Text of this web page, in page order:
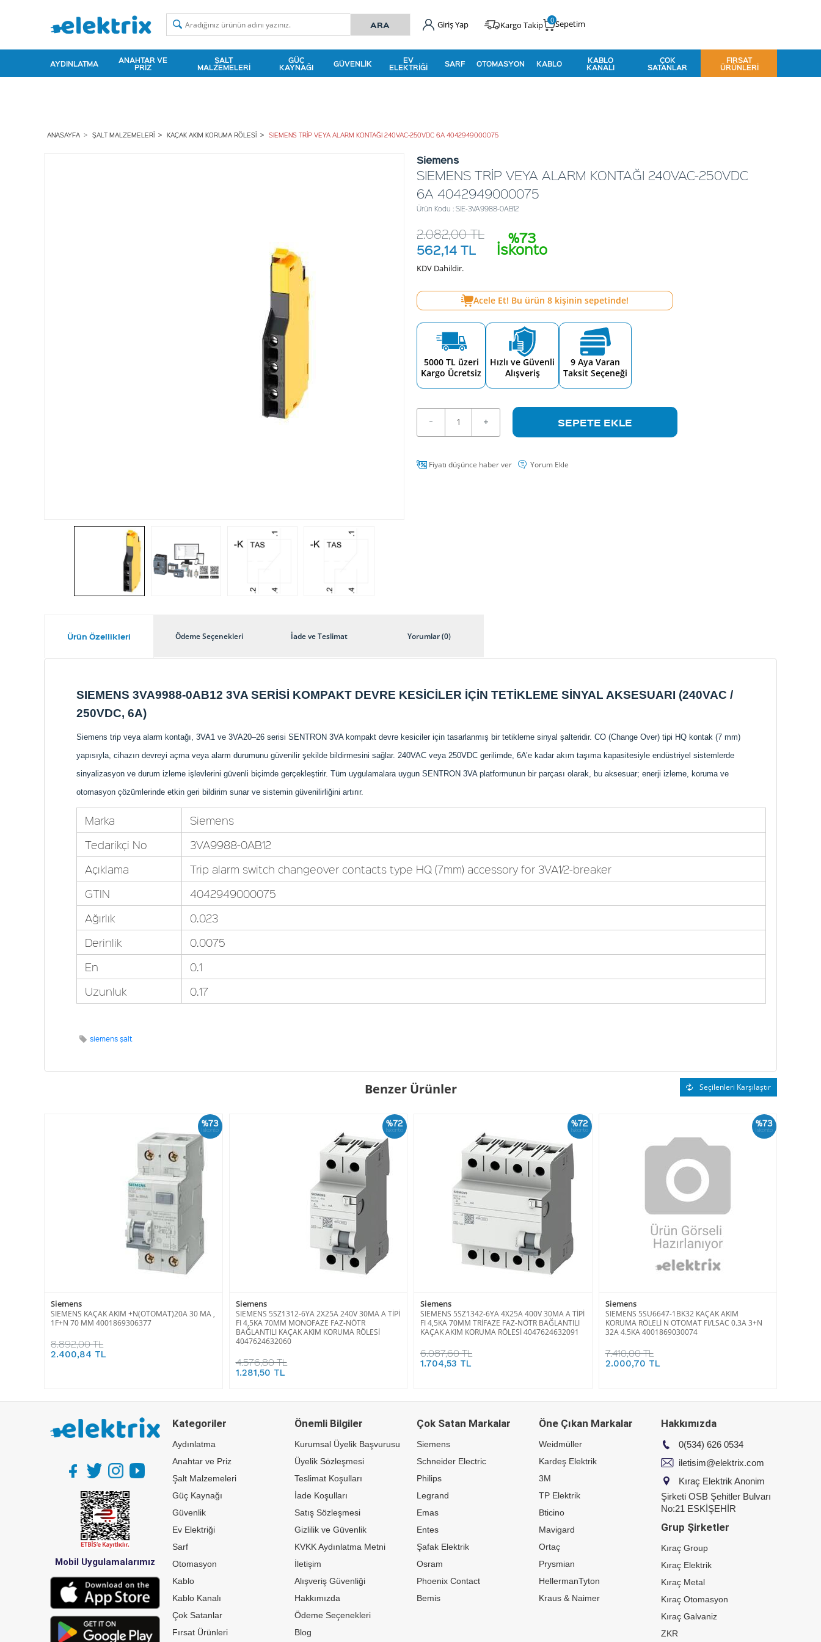
Giriş Yap Kargo Takip Sepetim
0
AYDINLATMA ANAHTAR VE
PRIZ
ŞALT
MALZEMELERI
GÜÇ
KAYNAĞI GÜVENLIK EV
ELEKTRIĞI SARF OTOMASYON KABLO KABLO
KANALI
ÇOK
SATANLAR
FIRSAT
ÜRÜNLERI
ANASAYFA ŞALT MALZEMELERI KAÇAK AKIM KORUMA RÖLESI SIEMENS TRİP VEYA ALARM KONTAĞI 240VAC-250VDC 6A 4042949000075
Siemens
SIEMENS TRİP VEYA ALARM KONTAĞI 240VAC-250VDC
6A 4042949000075
Ürün Kodu : SIE-3VA9988-0AB12
%73
İskonto
2.082,00TL
562,14 TL
KDV Dahildir.
Acele Et! Bu ürün 8kişinin sepetinde!
5000 TL üzeri
Kargo Ücretsiz
Hızlı ve Güvenli
Alışveriş
9 Aya Varan
Taksit Seçeneği
SEPETE EKLE
Fiyatı düşünce haber ver Yorum Ekle
Ürün Özellikleri Ödeme Seçenekleri İade ve Teslimat Yorumlar (0)
SIEMENS 3VA9988-0AB12 3VA SERİSİ KOMPAKT DEVRE KESİCİLER İÇİN TETİKLEME SİNYAL AKSESUARI (240VAC /
250VDC, 6A)
Siemens trip veya alarm kontağı, 3VA1 ve 3VA20–26 serisi SENTRON 3VA kompakt devre kesiciler için tasarlanmış bir tetikleme sinyal şalteridir. CO (Change Over) tipi HQ kontak (7 mm)
yapısıyla, cihazın devreyi açma veya alarm durumunu güvenilir şekilde bildirmesini sağlar. 240VAC veya 250VDC gerilimde, 6A’e kadar akım taşıma kapasitesiyle endüstriyel sistemlerde
sinyalizasyon ve durum izleme işlevlerini güvenli biçimde gerçekleştirir. Tüm uygulamalara uygun SENTRON 3VA platformunun bir parçası olarak, bu aksesuar; enerji izleme, koruma ve
otomasyon çözümlerinde etkin geri bildirim sunar ve sistemin güvenilirliğini artırır.
Marka
Siemens
Tedarikçi No
3VA9988-0AB12
Açıklama
Trip alarm switch changeover contacts type HQ (7mm) accessory for 3VA1/2-breaker
GTIN
4042949000075
Ağırlık
0.023
Derinlik
0.0075
En
0.1
Uzunluk
0.17
siemens şalt
Benzer Ürünler Seçilenleri Karşılaştır
%73
İskonto
Siemens
SIEMENS KAÇAK AKIM +N(OTOMAT)20A 30 MA ,
1F+N 70 MM 4001869306377
8.892,00 TL
2.400,84 TL
%72
İskonto
Siemens
SIEMENS 5SZ1312-6YA 2X25A 240V 30MA A TİPİ
FI 4,5KA 70MM MONOFAZE FAZ-NÖTR
BAĞLANTILI KAÇAK AKIM KORUMA RÖLESİ
4047624632060
4.576,80 TL
1.281,50 TL
%72
İskonto
Siemens
SIEMENS 5SZ1342-6YA 4X25A 400V 30MA A TİPİ
FI 4,5KA 70MM TRİFAZE FAZ-NÖTR BAĞLANTILI
KAÇAK AKIM KORUMA RÖLESİ 4047624632091
6.087,60 TL
1.704,53 TL
%73
İskonto
Siemens
SIEMENS 5SU6647-1BK32 KAÇAK AKIM
KORUMA RÖLELİ N OTOMAT FI/LSAC 0.3A 3+N
32A 4.5KA 4001869030074
7.410,00 TL
2.000,70 TL
Mobil Uygulamalarımız
Kategoriler
Aydınlatma
Anahtar ve Priz
Şalt Malzemeleri
Güç Kaynağı
Güvenlik
Ev Elektriği
Sarf
Otomasyon
Kablo
Kablo Kanalı
Çok Satanlar
Fırsat Ürünleri
Önemli Bilgiler
Kurumsal Üyelik Başvurusu
Üyelik Sözleşmesi
Teslimat Koşulları
İade Koşulları
Satış Sözleşmesi
Gizlilik ve Güvenlik
KVKK Aydınlatma Metni
İletişim
Alışveriş Güvenliği
Hakkımızda
Ödeme Seçenekleri
Blog
Çok Satan Markalar
Siemens
Schneider Electric
Philips
Legrand
Emas
Entes
Şafak Elektrik
Osram
Phoenix Contact
Bemis
Öne Çıkan Markalar
Weidmüller
Kardeş Elektrik
3M
TP Elektrik
Bticino
Mavigard
Ortaç
Prysmian
HellermanTyton
Kraus & Naimer
Hakkımızda
0(534) 626 0534
iletisim@elektrix.com
Kıraç Elektrik Anonim
Şirketi OSB Şehitler Bulvarı
No:21 ESKİŞEHİR
Grup Şirketler
Kıraç Group
Kıraç Elektrik
Kıraç Metal
Kıraç Otomasyon
Kıraç Galvaniz
ZKR